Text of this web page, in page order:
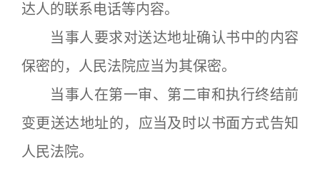
达人的联系电话等内容。
当事人要求对送达地址确认书中的内容
保密的，人民法院应当为其保密。
当事人在第一审、第二审和执行终结前
变更送达地址的，应当及时以书面方式告知
人民法院。